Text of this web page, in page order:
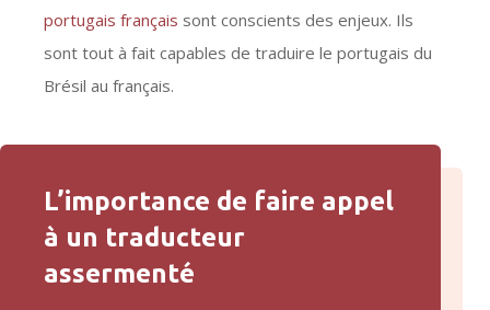
portugais français sont conscients des enjeux. Ils
sont tout à fait capables de traduire le portugais du
Brésil au français.
L’importance de faire appel
à un traducteur
assermenté